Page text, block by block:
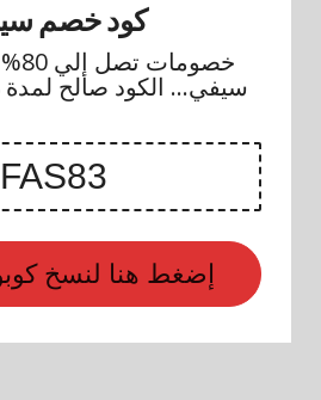
كود خصم
سيفي... الكود صالح لمدة 48 ساعة فقط
إضغط هنا لنسخ